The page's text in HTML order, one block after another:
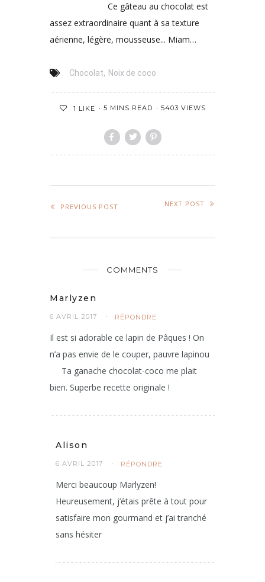
Ce gâteau au chocolat est
assez extraordinaire quant à sa texture
aérienne, légère, mousseuse... Miam…
Chocolat, Noix de coco
1 LIKE 5 MINS READ 5403 VIEWS
PREVIOUS POST NEXT POST
COMMENTS
Marlyzen
6 AVRIL 2017 RÉPONDRE
Il est si adorable ce lapin de Pâques ! On
n’a pas envie de le couper, pauvre lapinou
Ta ganache chocolat-coco me plait
bien. Superbe recette originale !
Alison
6 AVRIL 2017 RÉPONDRE
Merci beaucoup Marlyzen!
Heureusement, j’étais prête à tout pour
satisfaire mon gourmand et j’ai tranché
sans hésiter